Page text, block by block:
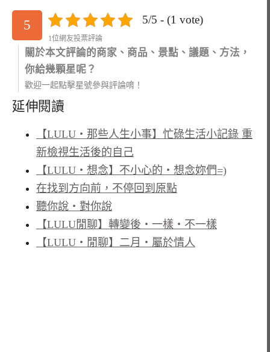
5 5/5 - (1 vote)
1位網友投票評論
關於本文評論的商家、商品、景點、議題、方法，
你給幾顆星呢？
歡迎一起點擊星號參與評論唷！
延伸閱讀
【LULU‧那些人生小事】忙碌生活小記錄 重
新檢視生活後的自己
【LULU‧想念】不小心的‧想念妳們=)
在找到方向前，不停回到原點
聽你說‧對你說
【LULU閒聊】轉變後‧一樣‧不一樣
【LULU‧閒聊】二月‧屬於情人